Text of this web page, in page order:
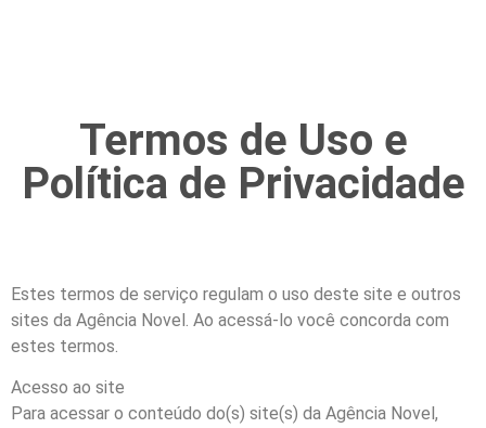
Termos de Uso e
Política de Privacidade
Estes termos de serviço regulam o uso deste site e outros
sites da Agência Novel. Ao acessá-lo você concorda com
estes termos.
Acesso ao site
Para acessar o conteúdo do(s) site(s) da Agência Novel,